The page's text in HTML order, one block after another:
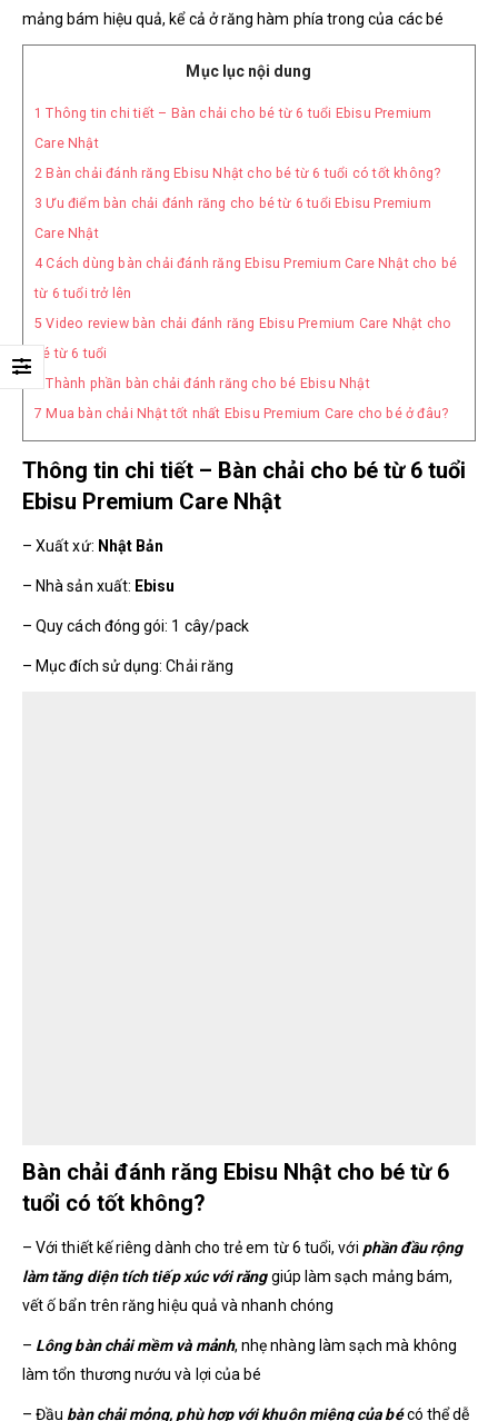
mảng bám hiệu quả, kể cả ở răng hàm phía trong của các bé
Mục lục nội dung
1 Thông tin chi tiết – Bàn chải cho bé từ 6 tuổi Ebisu Premium
Care Nhật
2 Bàn chải đánh răng Ebisu Nhật cho bé từ 6 tuổi có tốt không?
3 Ưu điểm bàn chải đánh răng cho bé từ 6 tuổi Ebisu Premium
Care Nhật
4Cách dùng bàn chải đánh răng Ebisu Premium Care Nhật cho bé
từ 6 tuổi trở lên
5 Video review bàn chải đánh răng Ebisu Premium Care Nhật cho
bé từ 6 tuổi
Thành phần bàn chải đánh răng cho bé Ebisu Nhật
7 Mua bàn chải Nhật tốt nhất Ebisu Premium Care cho bé ở đâu?
Thông tin chi tiết – Bàn chải cho bé từ 6 tuổi
Ebisu Premium Care Nhật
– Xuất xứ: Nhật Bản
– Nhà sản xuất: Ebisu
– Quy cách đóng gói: 1 cây/pack
– Mục đích sử dụng: Chải răng
Bàn chải đánh răng Ebisu Nhật cho bé từ 6
tuổi có tốt không?
– Với thiết kế riêng dành cho trẻ em từ 6 tuổi, với phần đầu rộng
làm tăng diện tích tiếp xúc với rănggiúp làm sạch mảng bám,
vết ố bẩn trên răng hiệu quả và nhanh chóng
– Lông bàn chải mềm và mảnh, nhẹ nhàng làm sạch mà không
làm tổn thương nướu và lợi của bé
– Đầu bàn chải mỏng, phù hợp với khuôn miệng của bé có thể dễ